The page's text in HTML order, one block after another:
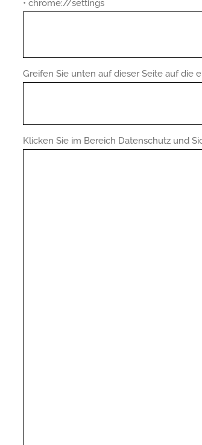
• chrome://settings
Greifen Sie unten auf dieser Seite auf die
Klicken Sie im Bereich Datenschutz und